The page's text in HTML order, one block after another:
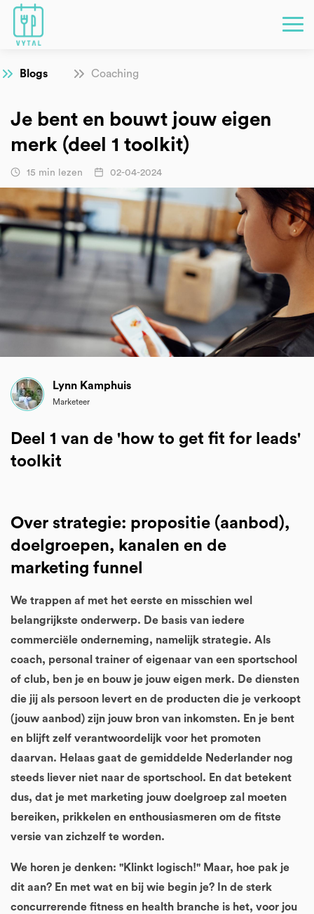
Blogs Coaching
Je bent en bouwt jouw eigen
merk (deel 1 toolkit)
15 min lezen 02-04-2024
Lynn Kamphuis
Marketeer
Deel 1 van de 'how to get fit for leads'
toolkit
Over strategie: propositie (aanbod),
doelgroepen, kanalen en de
marketing funnel
We trappen af met het eerste en misschien wel
belangrijkste onderwerp. De basis van iedere
commerciële onderneming, namelijk strategie. Als
coach, personal trainer of eigenaar van een sportschool
of club, ben je en bouw je jouw eigen merk. De diensten
die jij als persoon levert en de producten die je verkoopt
(jouw aanbod) zijn jouw bron van inkomsten. En je bent
en blijft zelf verantwoordelijk voor het promoten
daarvan. Helaas gaat de gemiddelde Nederlander nog
steeds liever niet naar de sportschool. En dat betekent
dus, dat je met marketing jouw doelgroep zal moeten
bereiken, prikkelen en enthousiasmeren om de fitste
versie van zichzelf te worden.
We horen je denken: "Klinkt logisch!" Maar, hoe pak je
dit aan? En met wat en bij wie begin je? In de sterk
concurrerende fitness en health branche is het, voor jou